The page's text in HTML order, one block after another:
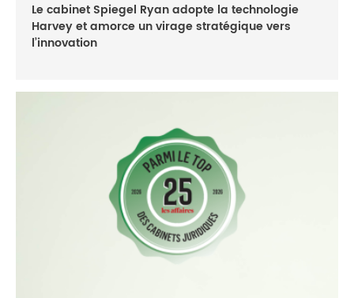
Le cabinet Spiegel Ryan adopte la technologie
Harvey et amorce un virage stratégique vers
l’innovation